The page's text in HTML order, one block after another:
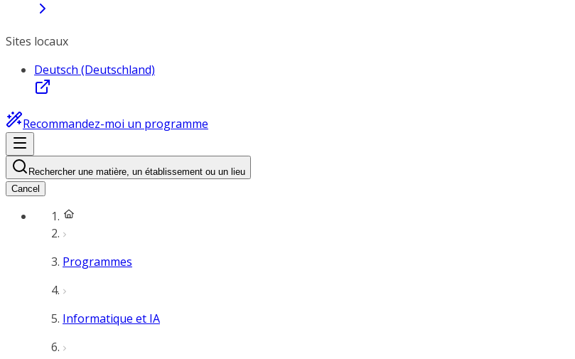
Sites locaux
Deutsch (Deutschland)
Recommandez-moi un programme
Rechercher une matière, un établissement ou un lieu
Cancel
Programmes
Informatique et IA